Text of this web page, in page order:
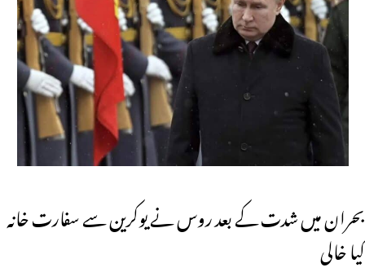
بحران میں شدت کے بعد روس نے یوکرین سے سفارت خانہ
کیا خالی